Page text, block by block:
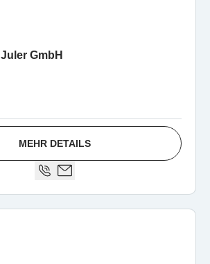
Juler GmbH
MEHR DETAILS